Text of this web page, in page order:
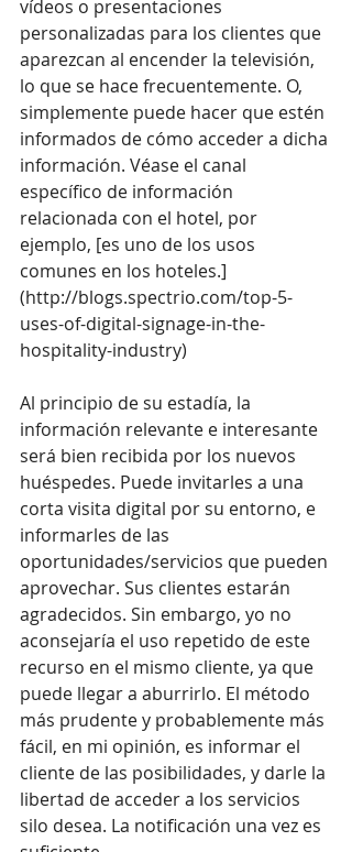
vídeos o presentaciones
personalizadas para los clientes que
aparezcan al encender la televisión,
lo que se hace frecuentemente. O,
simplemente puede hacer que estén
informados de cómo acceder a dicha
información. Véase el canal
específico de información
relacionada con el hotel, por
ejemplo, [es uno de los usos
comunes en los hoteles.]
(http://blogs.spectrio.com/top-5-
uses-of-digital-signage-in-the-
hospitality-industry)
Al principio de su estadía, la
información relevante e interesante
será bien recibida por los nuevos
huéspedes. Puede invitarles a una
corta visita digital por su entorno, e
informarles de las
oportunidades/servicios que pueden
aprovechar. Sus clientes estarán
agradecidos. Sin embargo, yo no
aconsejaría el uso repetido de este
recurso en el mismo cliente, ya que
puede llegar a aburrirlo. El método
más prudente y probablemente más
fácil, en mi opinión, es informar el
cliente de las posibilidades, y darle la
libertad de acceder a los servicios
silo desea. La notificación una vez es